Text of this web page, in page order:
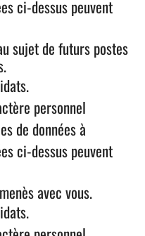
ci-dessus peuvent
sujet de futurs postes
personnel
de données à
ci-dessus peuvent
avec vous.